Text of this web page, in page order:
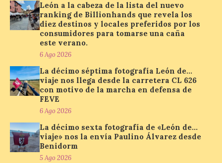
Billionhands revela los
diez destinos y locales
preferidos por los
consumidores para
tomarse una caña este verano, con León y
Madrid a la cabeza de la lista. Salamanca
ocupa el noveno lugar. Los españoles
El Ayuntamiento de La
Bañeza presenta el
Festival One More Time,
una cita con la música de
los 80 y 90 para el 16 de
agosto en la Plaza Mayor.
León a la cabeza de la lista del nuevo
ranking de Billionhands que revela los
diez destinos y locales preferidos por los
consumidores para tomarse una caña
este verano.
6 Ago 2026
La décimo séptima fotografía León de…
viaje nos llega desde la carretera CL 626
con motivo de la marcha en defensa de
FEVE
6 Ago 2026
La décimo sexta fotografía de «León de…
viaje» nos la envía Paulino Álvarez desde
Benidorm
5 Ago 2026